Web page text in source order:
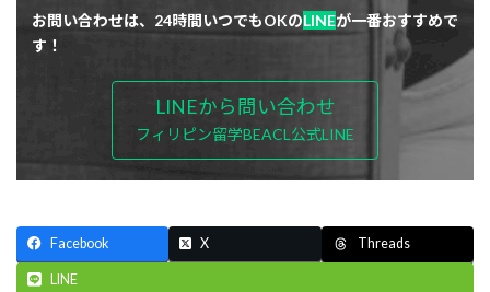
お問い合わせは、24時間いつでもOKのLINEが一番おすすめで
す！
LINEから問い合わせ
フィリピン留学BEACL公式LINE
Facebook X Threads
LINE